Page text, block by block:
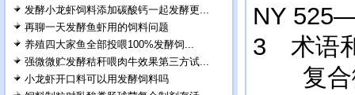
发酵小龙虾饲料添加碳酸钙一起发酵更...
再聊一天发酵鱼虾用的饲料问题
养殖四大家鱼全部投喂100%发酵饲...
强微微贮发酵秸秆喂肉牛效果第三方试...
小龙虾开口料可以用发酵饲料吗
NY
3 术语
复合微